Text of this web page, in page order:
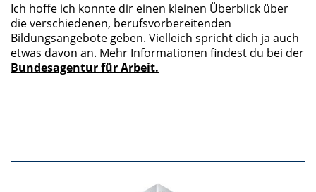
Ich hoffe ich konnte dir einen kleinen Überblick über
die verschiedenen, berufsvorbereitenden
Bildungsangebote geben. Vielleich spricht dich ja auch
etwas davon an. Mehr Informationen findest du bei der
Bundesagentur für Arbeit.